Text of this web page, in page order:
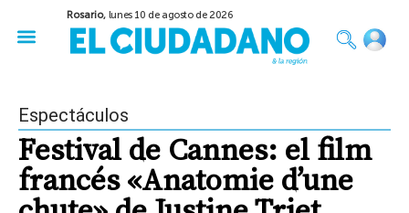
Rosario, lunes 10 de agosto de 2026
Espectáculos
Festival de Cannes: el film
francés «Anatomie d’une